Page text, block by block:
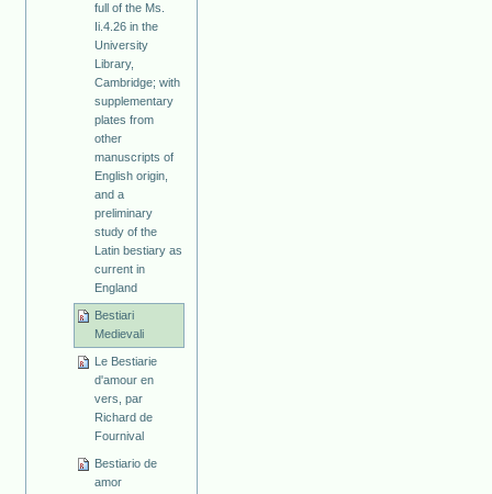
full of the Ms.
Ii.4.26 in the
University
Library,
Cambridge; with
supplementary
plates from
other
manuscripts of
English origin,
and a
preliminary
study of the
Latin bestiary as
current in
England
Bestiari
Medievali
Le Bestiarie
d'amour en
vers, par
Richard de
Fournival
Bestiario de
amor